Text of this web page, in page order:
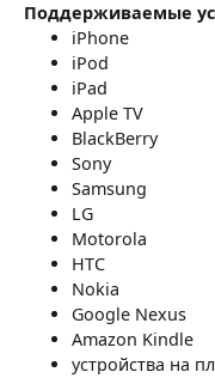
Поддерживаемые
iPhone
iPod
iPad
Apple TV
BlackBerry
Sony
Samsung
LG
Motorola
HTC
Nokia
Google Nexus
Amazon Kindle
устройства на